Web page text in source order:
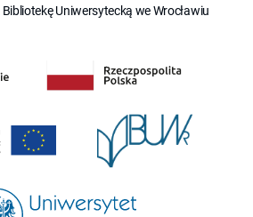
Uniwersytecką we Wrocławiu